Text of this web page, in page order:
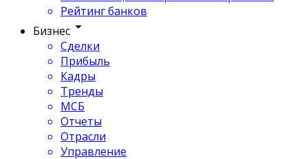
Рейтинг банков
Бизнес
Сделки
Прибыль
Кадры
Тренды
МСБ
Отчеты
Отрасли
Управление